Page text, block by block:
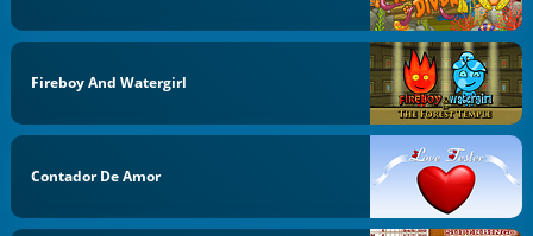
Fireboy And Watergirl
Contador De Amor